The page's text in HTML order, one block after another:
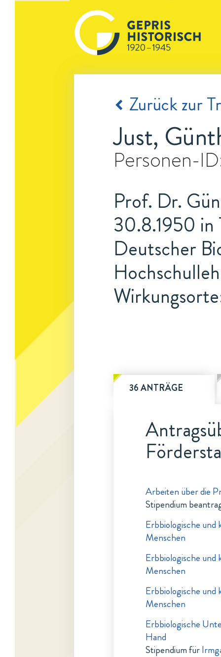
Zurück zur
Just,
Personen-
Prof. Dr.
30.8.1950 in
Deutscher
36 ANTRÄGE
Arbeiten über die
Stipendium
Erbbiologische
Menschen
Erbbiologische
Menschen
Erbbiologische
Menschen
Erbbiologische
Hand
Stipendium für